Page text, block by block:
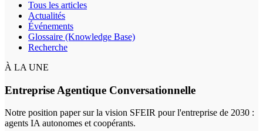
Tous les articles
Actualités
Événements
Glossaire (Knowledge Base)
Recherche
À LA UNE
Entreprise Agentique Conversationnelle
Notre position paper sur la vision SFEIR pour l'entreprise de 2030 :
agents IA autonomes et coopérants.